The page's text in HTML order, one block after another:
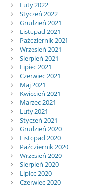
Luty 2022
Styczeń 2022
Grudzień 2021
Listopad 2021
Październik 2021
Wrzesień 2021
Sierpień 2021
Lipiec 2021
Czerwiec 2021
Maj 2021
Kwiecień 2021
Marzec 2021
Luty 2021
Styczeń 2021
Grudzień 2020
Listopad 2020
Październik 2020
Wrzesień 2020
Sierpień 2020
Lipiec 2020
Czerwiec 2020